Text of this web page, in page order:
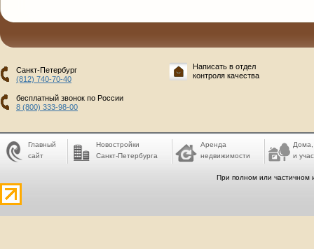
Санкт-Петербург
(812) 740-70-40
бесплатный звонок по России
8 (800) 333-98-00
Написать в отдел
контроля качества
Главный
сайт
Новостройки
Санкт-Петербурга
Аренда
недвижимости
Дома,
и
При полном или частичном